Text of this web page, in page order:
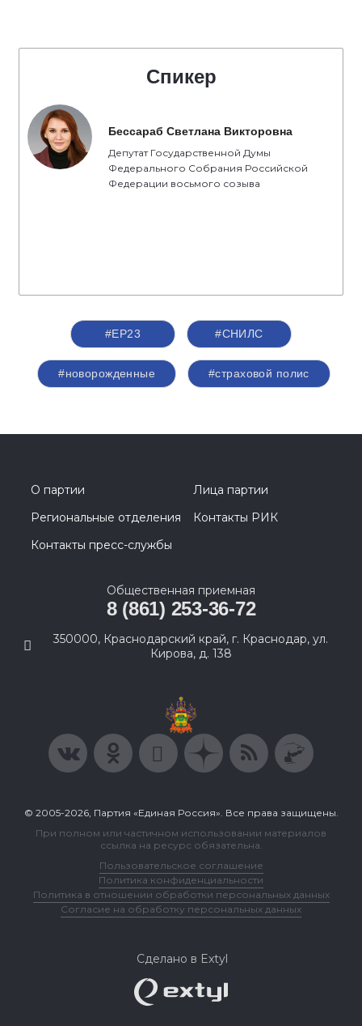
Спикер
Бессараб Светлана Викторовна
Депутат Государственной Думы
Федерального Собрания Российской
Федерации восьмого созыва
#ЕР23 #СНИЛС
#новорожденные #страховой полис
О партии
Лица партии
Региональные отделения
Контакты РИК
Контакты пресс-службы
Общественная приемная
8 (861) 253-36-72
350000, Краснодарский край, г. Краснодар, ул.
Кирова, д. 138
© 2005-2026, Партия «Единая Россия». Все права защищены.
При полном или частичном использовании материалов
ссылка на ресурс обязательна.
Пользовательское соглашение
Политика конфиденциальности
Политика в отношении обработки персональных данных
Согласие на обработку персональных данных
Сделано в Extyl